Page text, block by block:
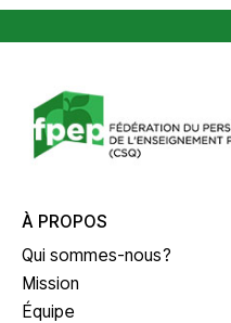
À PROPOS
Qui sommes-nous?
Mission
Équipe